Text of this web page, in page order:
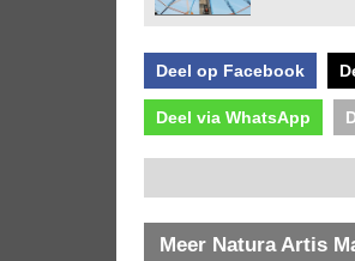
Deel op Facebook
Deel via WhatsApp
Meer Natura Artis